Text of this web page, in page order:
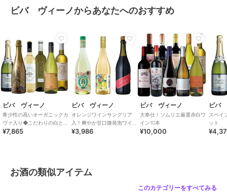
ビバ ヴィーノからあなたへのおすすめ
ビバ ヴィーノ
希少性の高いオーガニックカ
ヴァ入り◆こだわりの白と泡
6本セット
¥7,865
ビバ ヴィーノ
オレンジワインサングリア
入！爽やか甘口微発泡ワイン
3本セット
¥3,986
ビバ ヴィーノ
大奉仕！ソムリエ厳選赤白ワ
イン10本
¥10,000
ビバ
スペイ
ット
お酒の類似アイテム
このカテゴリーをすべてみる